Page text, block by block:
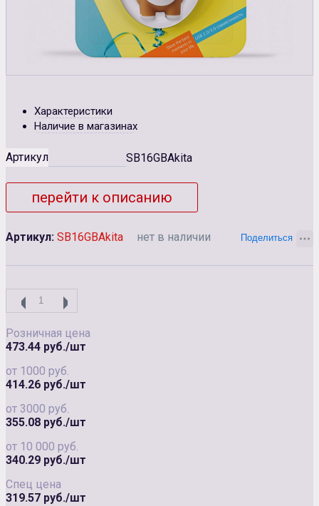
Характеристики
Наличие в магазинах
Артикул SB16GBAkita
перейти к описанию
Артикул: SB16GBAkita нет в наличии
Розничная цена
473.44 руб./шт
от 1000 руб.
414.26 руб./шт
от 3000 руб.
355.08 руб./шт
от 10 000 руб.
340.29 руб./шт
Спец цена
319.57 руб./шт